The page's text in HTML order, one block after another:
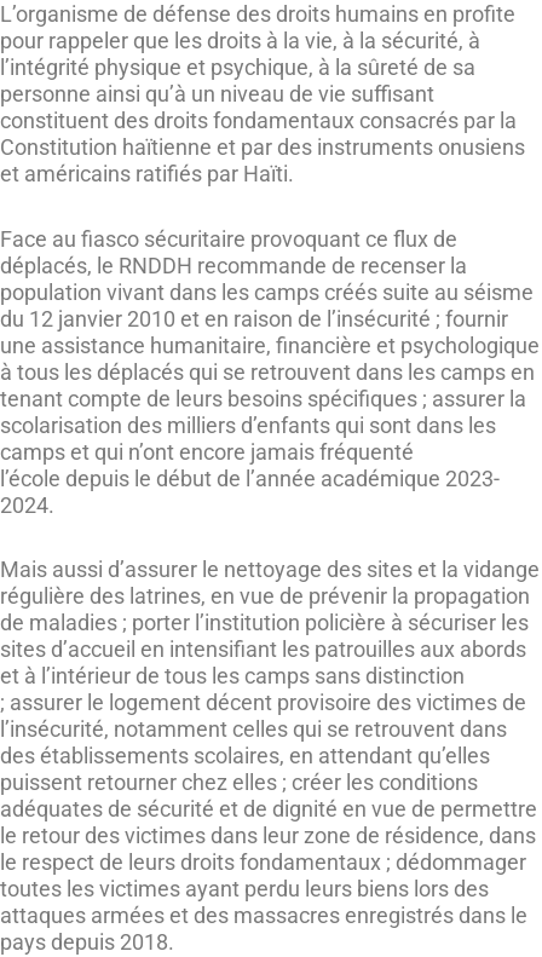
L’organisme de défense des droits humains en profite
pour rappeler que les droits à la vie, à la sécurité, à
l’intégrité physique et psychique, à la sûreté de sa
personne ainsi qu’à un niveau de vie suffisant
constituent des droits fondamentaux consacrés par la
Constitution haïtienne et par des instruments onusiens
et américains ratifiés par Haïti.
Face au fiasco sécuritaire provoquant ce flux de
déplacés, le RNDDH recommande de recenser la
population vivant dans les camps créés suite au séisme
du 12 janvier 2010 et en raison de l’insécurité ; fournir
une assistance humanitaire, financière et psychologique
à tous les déplacés qui se retrouvent dans les camps en
tenant compte de leurs besoins spécifiques ; assurer la
scolarisation des milliers d’enfants qui sont dans les
camps et qui n’ont encore jamais fréquenté
l’école depuis le début de l’année académique 2023-
2024.
Mais aussi d’assurer le nettoyage des sites et la vidange
régulière des latrines, en vue de prévenir la propagation
de maladies ; porter l’institution policière à sécuriser les
sites d’accueil en intensifiant les patrouilles aux abords
et à l’intérieur de tous les camps sans distinction
; assurer le logement décent provisoire des victimes de
l’insécurité, notamment celles qui se retrouvent dans
des établissements scolaires, en attendant qu’elles
puissent retourner chez elles ; créer les conditions
adéquates de sécurité et de dignité en vue de permettre
le retour des victimes dans leur zone de résidence, dans
le respect de leurs droits fondamentaux ; dédommager
toutes les victimes ayant perdu leurs biens lors des
attaques armées et des massacres enregistrés dans le
pays depuis 2018.